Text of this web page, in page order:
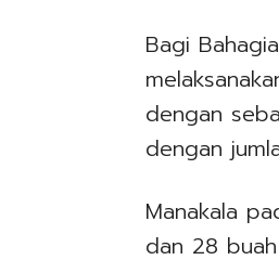
Bagi
dengan
dengan
Manakala
dan 28